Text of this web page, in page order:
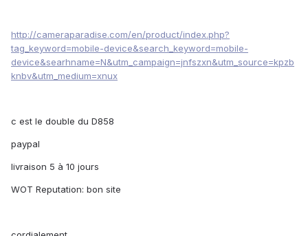
http://cameraparadise.com/en/product/index.php?
tag_keyword=mobile-device&search_keyword=mobile-
device&searhname=N&utm_campaign=jnfszxn&utm_source=kpzb
knbv&utm_medium=xnux
c est le double du D858
paypal
livraison 5 à 10 jours
WOT Reputation: bon site